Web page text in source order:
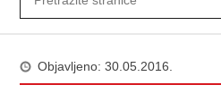
Objavljeno: 30.05.2016.